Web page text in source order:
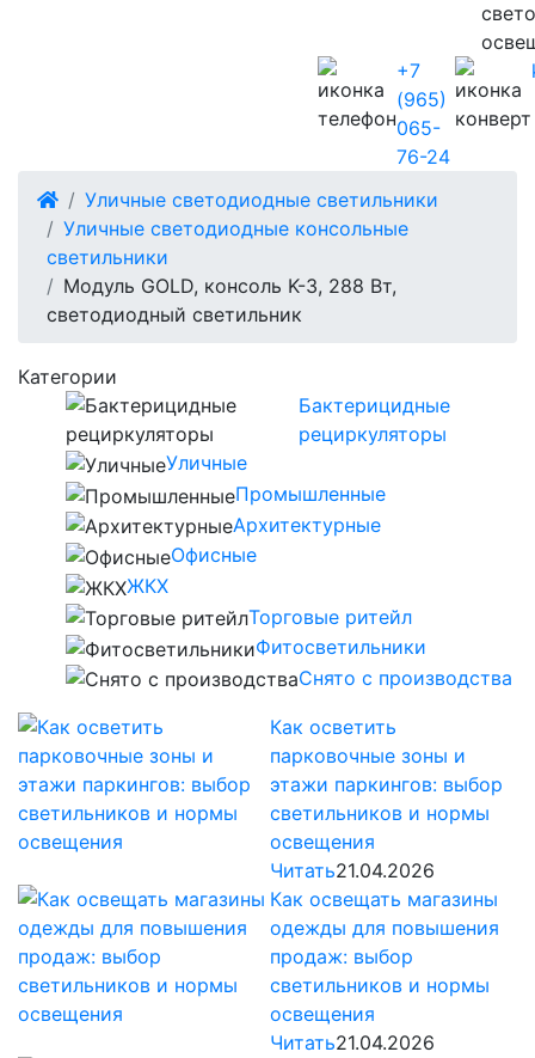
+7
(965)
065-
76-24
Уличные светодиодные светильники
Уличные светодиодные консольные
светильники
Модуль GOLD, консоль K-3, 288 Вт,
светодиодный светильник
Категории
Бактерицидные
рециркуляторы
Уличные
Промышленные
Архитектурные
Офисные
ЖКХ
Торговые ритейл
Фитосветильники
Снято с производства
Как осветить
парковочные зоны и
этажи паркингов: выбор
светильников и нормы
освещения
Читать21.04.2026
Как освещать магазины
одежды для повышения
продаж: выбор
светильников и нормы
освещения
Читать21.04.2026